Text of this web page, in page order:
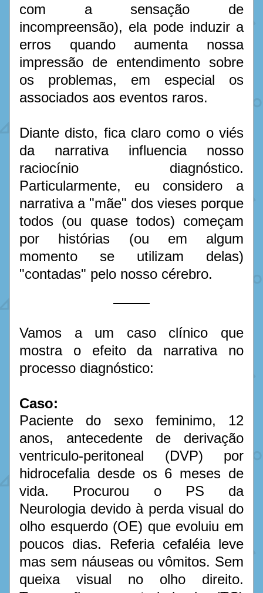
com a sensação de
incompreensão), ela pode induzir a
erros quando aumenta nossa
impressão de entendimento sobre
os problemas, em especial os
associados aos eventos raros.
Diante disto, fica claro como o viés
da narrativa influencia nosso
raciocínio diagnóstico.
Particularmente, eu considero a
narrativa a "mãe" dos vieses porque
todos (ou quase todos) começam
por histórias (ou em algum
momento se utilizam delas)
"contadas" pelo nosso cérebro.
Vamos a um caso clínico que
mostra o efeito da narrativa no
processo diagnóstico:
Caso:
Paciente do sexo feminimo, 12
anos, antecedente de derivação
ventriculo-peritoneal (DVP) por
hidrocefalia desde os 6 meses de
vida. Procurou o PS da
Neurologia devido à perda visual do
olho esquerdo (OE) que evoluiu em
poucos dias. Referia cefaléia leve
mas sem náuseas ou vômitos. Sem
queixa visual no olho direito.